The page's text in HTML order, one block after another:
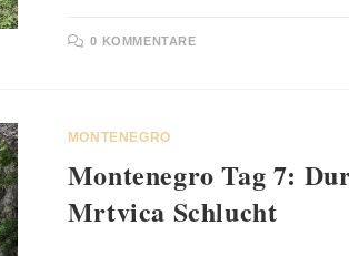
0 KOMMENTARE
MONTENEGRO
Montenegro Tag 7:
Mrtvica Schlucht